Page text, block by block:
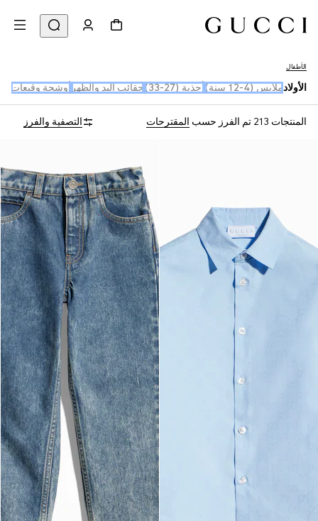
الأطفال
الأولادملابس (4-12 سنة) أحذية (27-33) حقائب اليد والظهر أوشحة وقبعات
المنتجات 213 تم الفرز حسب المقترحات التصفية والفرز